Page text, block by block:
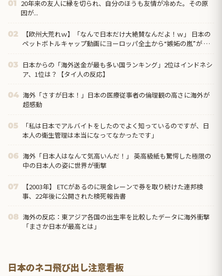
01 20年来の友人に縁を切られ、自分のほうも友情が冷めた。その原
因が...
02
【欧州大荒れｗ】「なんで日本だけ大絶賛なんだよ！ｗ」 日本の
ペットボトルキャップ動画にヨーロッパ全土から“嫉妬の嵐”が 到
03
日本からの「海外送金が最も多い国ランキング」2位はインドネシ
ア、1位は？【タイ人の反応】
04 海外「さすが日本！」日本の医療従事者の倫理観の高さに海外が
超感動
05
「私は日本でアルバイトをしたのでよく知っているのですが、日
本人の衛生管理は本当になってなかったです」
06 海外「日本人はなんて気高いんだ！」 英高級紙も驚愕した極限の
中の日本人の姿に世界が衝撃
07
【2003年】 ETCがあるのに現金レーンで券を取り続けた連邦検
事、22年後に公開された検死報告書
08 海外の反応：東アジア各国の出生率を比較したデータに海外衝撃
「まさか日本が最高とは」
日本のネコ飛び出し注意看板